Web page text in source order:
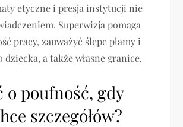
etyczne i presja instytucji nie
Superwizja pomaga
pracy, zauważyć ślepe plamy i
a także własne granice.
o poufność, gdy
szczegółów?